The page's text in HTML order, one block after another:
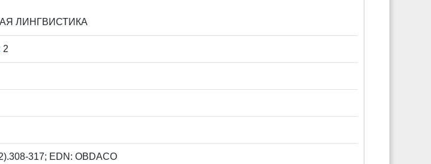
ЛИНГВИСТИКА
2
317; EDN: OBDACO